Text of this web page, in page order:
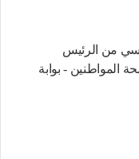
من الرئيس
المواطنين - بوابة